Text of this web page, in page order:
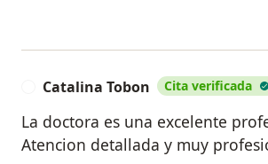
Catalina Tobon Cita verificada
La doctora es una excelente
Atencion detallada y muy